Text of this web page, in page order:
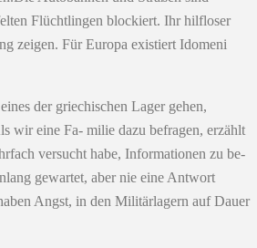
Flüchtlingen blockiert. Ihr hilfloser
zeigen. Für Europa existiert Idomeni
der griechischen Lager gehen,
wir eine Fa- milie dazu befragen, erzählt
versucht habe, Informationen zu be-
gewartet, aber nie eine Antwort
Angst, in den Militärlagern auf Dauer